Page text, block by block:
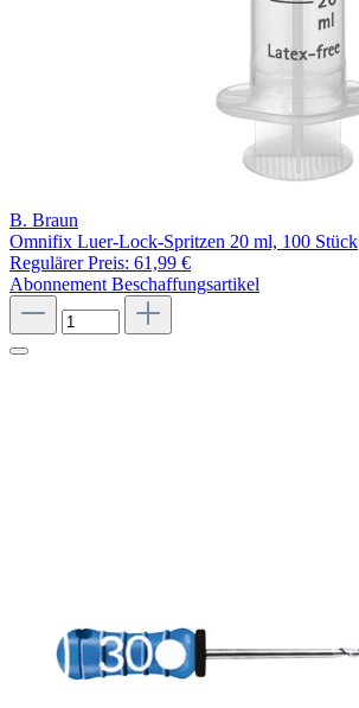
B. Braun
Omnifix Luer-Lock-Spritzen 20 ml, 100 Stück
Regulärer Preis: 61,99 €
Abonnement Beschaffungsartikel